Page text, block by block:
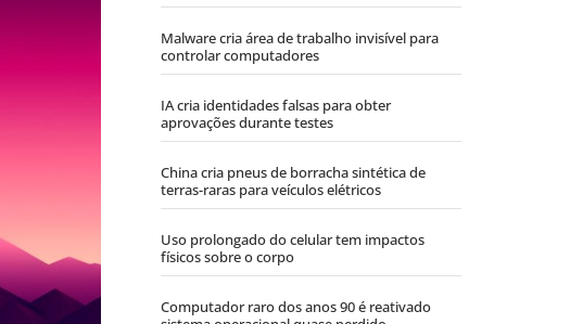
Malware cria área de trabalho invisível para
controlar computadores
IA cria identidades falsas para obter
aprovações durante testes
China cria pneus de borracha sintética de
terras-raras para veículos elétricos
Uso prolongado do celular tem impactos
físicos sobre o corpo
Computador raro dos anos 90 é reativado